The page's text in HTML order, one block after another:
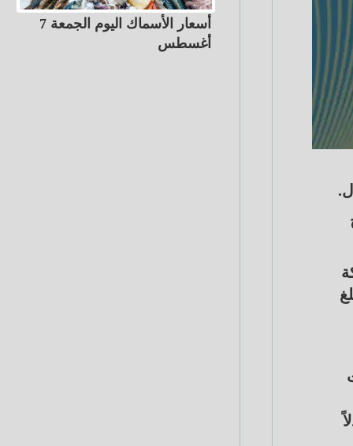
أسعار الأسماك اليوم الجمعة 7
أغسطس